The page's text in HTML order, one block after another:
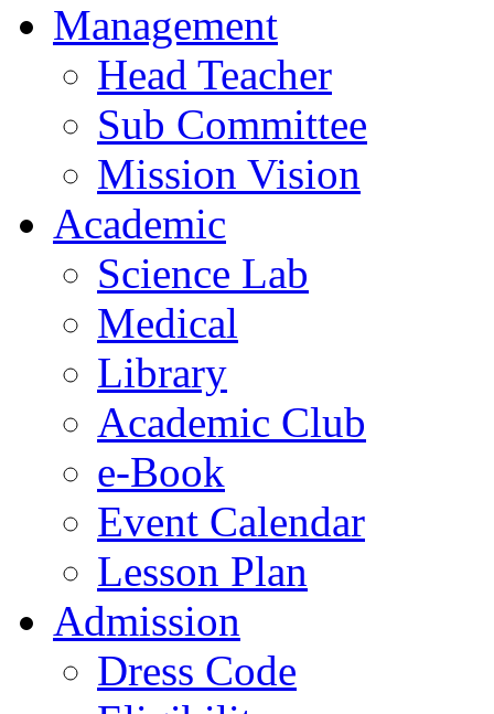
Management
Head Teacher
Sub Committee
Mission Vision
Academic
Science Lab
Medical
Library
Academic Club
e-Book
Event Calendar
Lesson Plan
Admission
Dress Code